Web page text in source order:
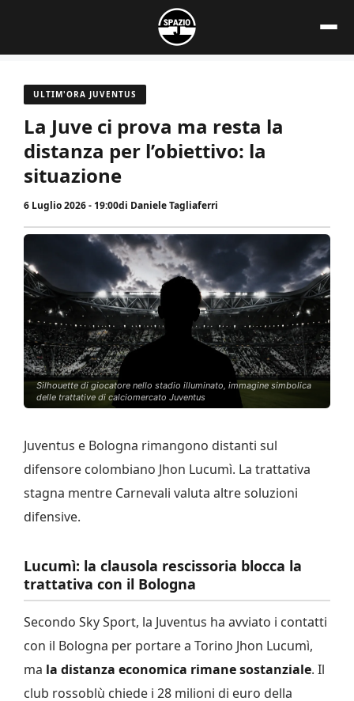
contenuto
ULTIM'ORA JUVENTUS
La Juve ci prova ma resta la
distanza per l’obiettivo: la
situazione
6 Luglio 2026 - 19:00di Daniele Tagliaferri
Silhouette di giocatore nello stadio illuminato, immagine simbolica
delle trattative di calciomercato Juventus
Juventus e Bologna rimangono distanti sul
difensore colombiano Jhon Lucumì. La trattativa
stagna mentre Carnevali valuta altre soluzioni
difensive.
Lucumì: la clausola rescissoria blocca la
trattativa con il Bologna
Secondo Sky Sport, la Juventus ha avviato i contatti
con il Bologna per portare a Torino Jhon Lucumì,
ma la distanza economica rimane sostanziale. Il
club rossoblù chiede i 28 milioni di euro della